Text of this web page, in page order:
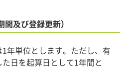
及び登録更新）
年単位とします。ただし、有
日を起算日として1年間と